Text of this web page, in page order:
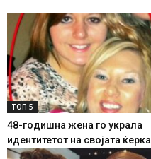
ТОП 5
48-годишна жена го украла
идентитетот на својата ќерка